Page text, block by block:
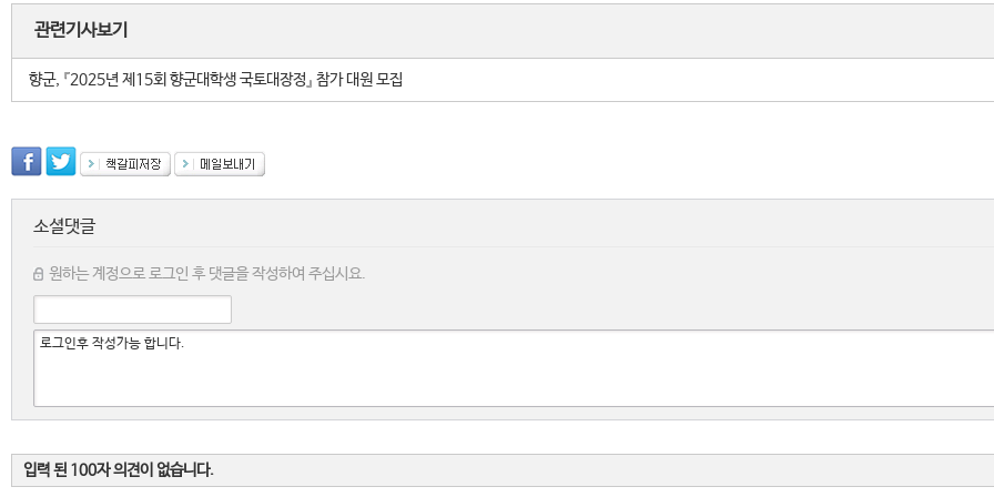
관련기사보기
향군, 『2025년 제15회 향군대학생 국토대장정』 참가 대원 모집
소셜댓글
원하는 계정으로 로그인 후 댓글을 작성하여 주십시요.
입력 된 100자 의견이 없습니다.